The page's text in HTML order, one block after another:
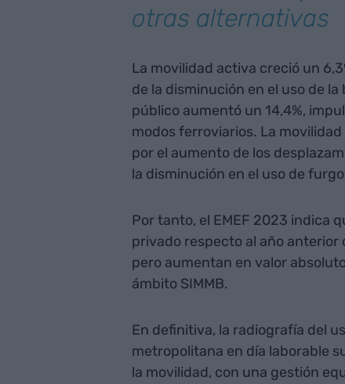
otras alternativas
La movilidad activa creció un
de la disminución en el uso de
público aumentó un 14,4%,
modos ferroviarios. La
por el aumento de los
la disminución en el uso de
Por tanto, el EMEF 2023 indica
privado respecto al año anterior
pero aumentan en valor
ámbito SIMMB.
En definitiva, la radiografía del
metropolitana en día laborable
la movilidad, con una gestión